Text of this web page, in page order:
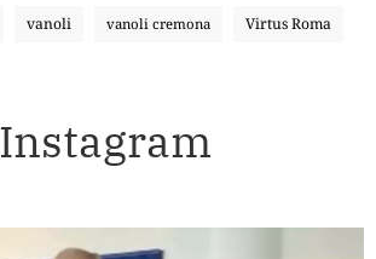
vanoli vanoli cremona Virtus Roma
Instagram